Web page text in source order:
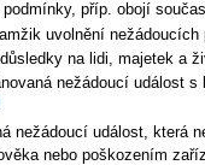
podmínky, příp. obojí
uvolnění nežádoucích
na lidi, majetek a
nežádoucí událost s
nežádoucí událost, která
nebo poškozením